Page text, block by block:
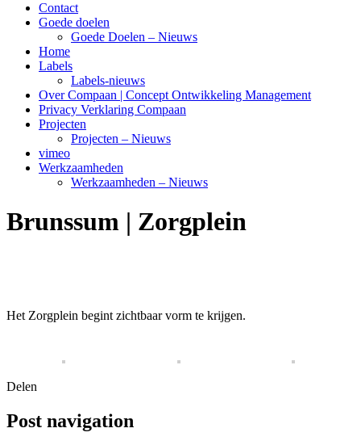
Contact
Goede doelen
Goede Doelen – Nieuws
Home
Labels
Labels-nieuws
Over Compaan | Concept Ontwikkeling Management
Privacy Verklaring Compaan
Projecten
Projecten – Nieuws
vimeo
Werkzaamheden
Werkzaamheden – Nieuws
Brunssum | Zorgplein
Het Zorgplein begint zichtbaar vorm te krijgen.
Delen
Post navigation